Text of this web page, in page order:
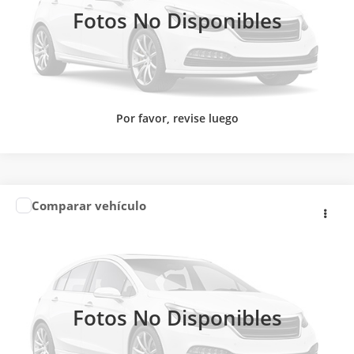
Fotos No Disponibles
Por favor, revise luego
Fotos No Disponibles
2026HONDA BR-V UNIQ 2026
MHRDG3834TJ000053Valores:346677
Disponible
Precio: Llámanos para Obtener el Precio
CLICK TO CALL
Comparar vehículo